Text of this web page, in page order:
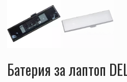
Батерия за лаптоп